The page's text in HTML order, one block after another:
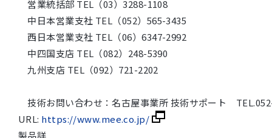
営業統括部 TEL（03）3288-1108
中日本営業支社 TEL（052）565-3435
西日本営業支社 TEL（06）6347-2992
中四国支店 TEL（082）248-5390
九州支店 TEL（092）721-2202
技術お問い合わせ：名古屋事業所 技術サポート
URL: https://www.mee.co.jp/
製品詳